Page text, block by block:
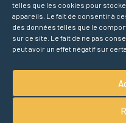
telles que les cookies pour
appareils. Le fait de consentir à
des données telles que le
sur ce site. Le fait de ne pas
peut avoir un effet négatif sur